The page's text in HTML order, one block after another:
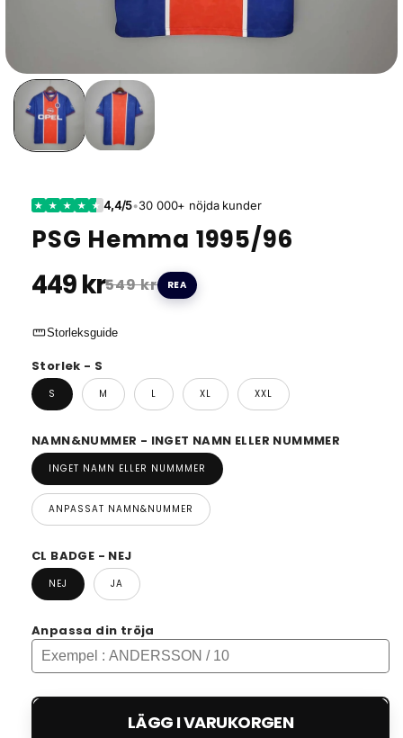
★ ★ ★ ★ ★ 4,4/5•30 000+ nöjda kunder
PSG Hemma 1995/96
449 kr549 kr REA
straightenStorleksguide
Storlek - S
S M L XL XXL
NAMN&NUMMER - INGET NAMN ELLER NUMMMER
INGET NAMN ELLER NUMMMER
ANPASSAT NAMN&NUMMER
CL BADGE - NEJ
NEJ JA
Anpassa din tröja
LÄGG I VARUKORGEN